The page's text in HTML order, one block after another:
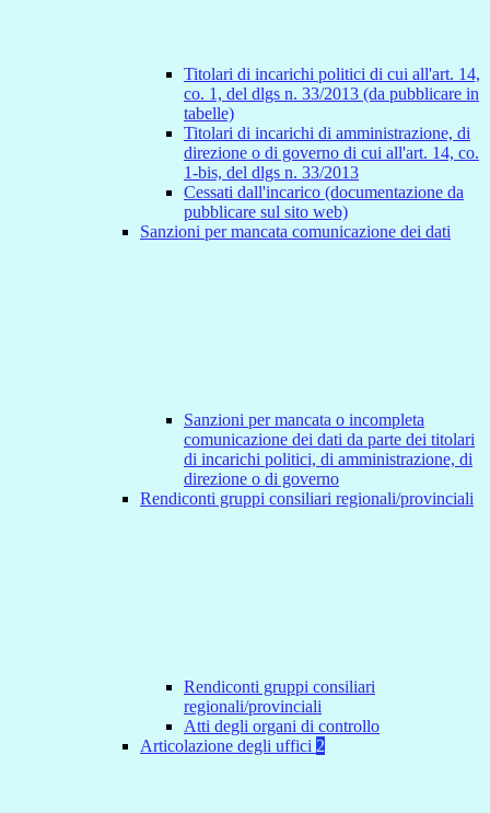
Titolari di incarichi politici di cui all'art. 14,
co. 1, del dlgs n. 33/2013 (da pubblicare in
tabelle)
Titolari di incarichi di amministrazione, di
direzione o di governo di cui all'art. 14, co.
1-bis, del dlgs n. 33/2013
Cessati dall'incarico (documentazione da
pubblicare sul sito web)
Sanzioni per mancata comunicazione dei dati
Sanzioni per mancata o incompleta
comunicazione dei dati da parte dei titolari
di incarichi politici, di amministrazione, di
direzione o di governo
Rendiconti gruppi consiliari regionali/provinciali
Rendiconti gruppi consiliari
regionali/provinciali
Atti degli organi di controllo
Articolazione degli uffici 2